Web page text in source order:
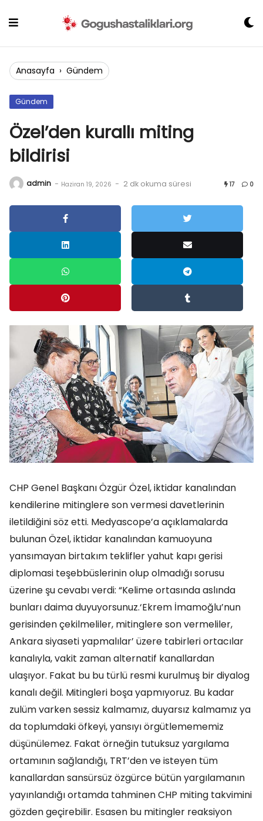
Anasayfa › Gündem
Gündem
Özel’den kurallı miting
bildirisi
admin - Haziran 19, 2026 - 2 dk okuma süresi 17 0
CHP Genel Başkanı Özgür Özel, iktidar kanalından
kendilerine mitinglere son vermesi davetlerinin
iletildiğini söz etti. Medyascope’a açıklamalarda
bulunan Özel, iktidar kanalından kamuoyuna
yansımayan birtakım teklifler yahut kapı gerisi
diplomasi teşebbüslerinin olup olmadığı sorusu
üzerine şu cevabı verdi: “Kelime ortasında aslında
bunları daima duyuyorsunuz.‘Ekrem İmamoğlu’nun
gerisinden çekilmeliler, mitinglere son vermeliler,
Ankara siyaseti yapmalılar’ üzere tabirleri ortacılar
kanalıyla, vakit zaman alternatif kanallardan
ulaşıyor. Fakat bu bu türlü resmi kurulmuş bir diyalog
kanalı değil. Mitingleri boşa yapmıyoruz. Bu kadar
zulüm varken sessiz kalmamız, duyarsız kalmamız ya
da toplumdaki öfkeyi, yansıyı örgütlemememiz
düşünülemez. Fakat örneğin tutuksuz yargılama
ortamının sağlandığı, TRT’den ve isteyen tüm
kanallardan sansürsüz özgürce bütün yargılamanın
yayınlandığı ortamda tahminen CHP miting takvimini
gözden geçirebilir. Esasen bu mitingler reaksiyon